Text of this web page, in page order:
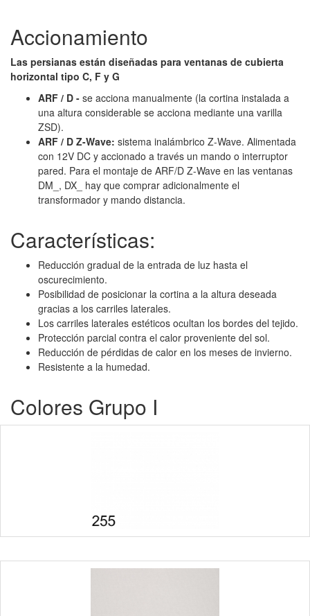
Accionamiento
Las persianas están diseñadas para ventanas de cubierta
horizontal tipo C, F y G
ARF / D - se acciona manualmente (la cortina instalada a
una altura considerable se acciona mediante una varilla
ZSD).
ARF / D Z-Wave: sistema inalámbrico Z-Wave. Alimentada
con 12V DC y accionado a través un mando o interruptor
pared. Para el montaje de ARF/D Z-Wave en las ventanas
DM_, DX_ hay que comprar adicionalmente el
transformador y mando distancia.
Características:
Reducción gradual de la entrada de luz hasta el
oscurecimiento.
Posibilidad de posicionar la cortina a la altura deseada
gracias a los carriles laterales.
Los carriles laterales estéticos ocultan los bordes del tejido.
Protección parcial contra el calor proveniente del sol.
Reducción de pérdidas de calor en los meses de invierno.
Resistente a la humedad.
Colores Grupo I